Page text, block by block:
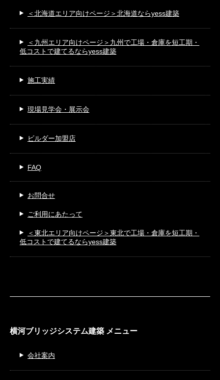
＜北海道エリア向けページ＞北海道ならyess建築
＜九州エリア向けページ＞ 九州で工場・倉庫を短工期・
低コストで建てるならyess建築
施工実績
現場見学会・展示会
ビルダー加盟店
FAQ
お問合せ
ご利用にあたって
＜東北エリア向けページ＞東北で工場・倉庫を短工期・
低コストで建てるならyess建築
横河ブリッジシステム建築 メニュー
会社案内